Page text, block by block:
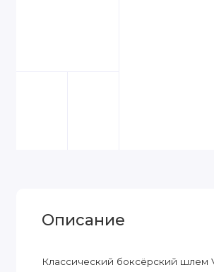
Описание
Классический боксёрский шлем